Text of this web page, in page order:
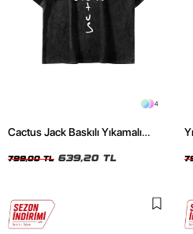
4
Cactus Jack Baskılı Yıkamalı
799,00 TL 639,20 TL